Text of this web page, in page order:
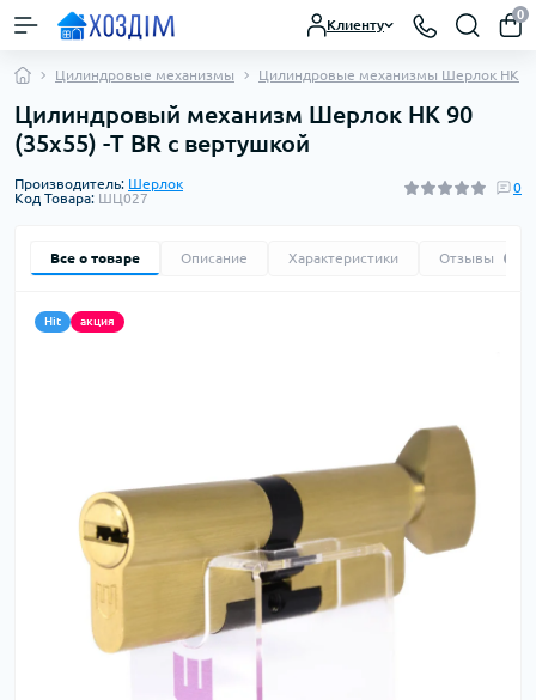
Клиенту
0
Цилиндровые механизмы Цилиндровые механизмы Шерлок HK
Цилиндровый механизм Шерлок HK 90
(35х55) -Т BR с вертушкой
Производитель: Шерлок
Код Товара: ШЦ027
0
Все о товаре Описание Характеристики Отзывы
Hit акция